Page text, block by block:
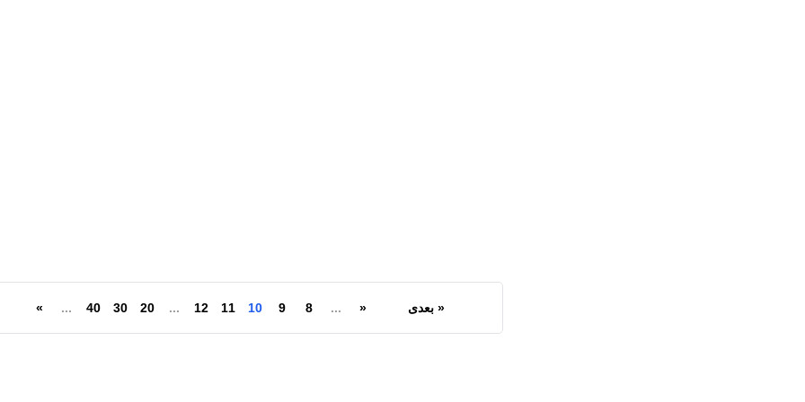
« بعدی «
...
8
9
10
11
12
...
20
30
40
...
»